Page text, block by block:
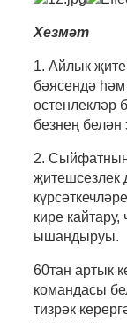
Хезмәт
1. Айлык
бәясендә
өстенлекләр
безнең белән
2. Сыйфатның
җитешсезлек
кире
ышандыруы.
60тан артык
командасы
тизрәк